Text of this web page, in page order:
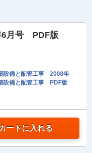
6月号 PDF版
設備と配管工事 2008年
設備と配管工事 PDF版
ートに入れる